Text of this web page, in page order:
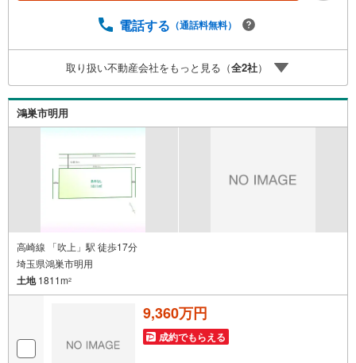
ルプランナーと無料相談。ローン返済について、老後や学
は物件情報のほか、水害その他のハザード情報を提供して
おります。お問い合わせ物件以外の提供も可能です。営業
担当までお気軽にご連絡ください。お問い合わせをお待ち
しております。
電話する （通話料無料）
取り扱い不動産会社をもっと見る（全2社）
鴻巣市明用
高崎線 「吹上」駅 徒歩17分
埼玉県鴻巣市明用
土地1811m2
9,360万円
成約でもらえる